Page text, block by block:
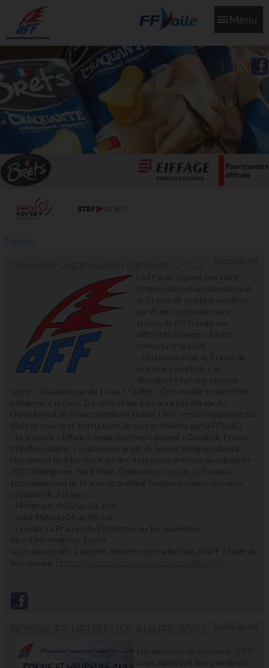
Menu
L'aff soutient les SNS253 et SNS604 qui veillent sur nous pour
que l'eau salée n'ait jamais le goût des larmes
News
La FFVoile n’ayant pas validé
l’organisation d’un championnat
de France de pratique windfoils
par étapes proposée par le
bureau de l’AFF, suite aux
différents échanges il a été
convenu ce qui suit :
- Le championnat de France de
pratique « windfoils » se
déroulera « sur une épreuve
sèche » à Dunkerque du 14 au 17 juillet. - Ceci modifie le calendrier
initialement prévu -. Sur cette étape il n’y aura pas d’étape du
championnat de France funboard slalom. L’AFF sera co-organisatrice.
(Avis de course et instructions de course réalisés par la FFVoile).
- Le trophée « Eiffage Energie Système » devient « Coupe de France
Windfoils slalom ». (valorisé en grade 4). Seront intégrées dans le
classement final les résultats des 4 épreuves prévues au calendrier
2022 (Marignane, Saint Malo, Dunkerque, Leucate La Franqui)
Le championnat de France de pratique funboard slalom sera donc
composé de 3 étapes :
- Marignane du 22 au 24 avril
- Saint Malo du 06 au 08 mai
- Leucate La Franqui du 29 octobre au 1er novembre
Plus d’informations à venir.
Vous pouvez dès à présent prendre votre adhésion à l'AFF à l'aide du
lien suivant:
Les membres du bureau de l'AFF
vous adressent leurs meilleurs